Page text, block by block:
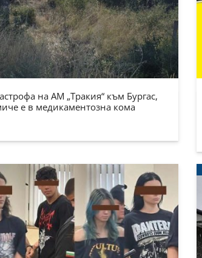
на АМ „Тракия“ към Бургас,
е в медикаментозна кома